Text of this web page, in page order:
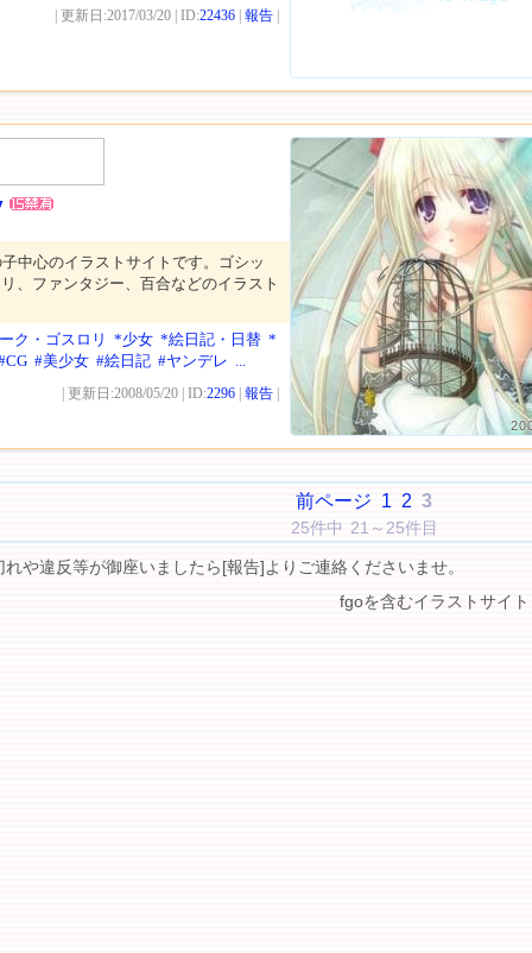
| 更新日:2017/03/20 | ID:22436 報告
中心のイラストサイトです。ゴシッ
、ファンタジー、百合などのイラスト
ク・ゴスロリ *少女 *絵日記・日替 *
#美少女 #絵日記 #ヤンデレ ...
| 更新日:2008/05/20 | ID:2296 報告
前ページ 1 2 3
25件中 21～25件目
や違反等が御座いましたら[報告]よりご連絡くださいませ。
fgoを含むイラストサイ